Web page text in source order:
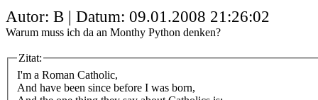
Autor: B | Datum: 09.01.2008 21:26:02
Warum muss ich da an Monthy Python denken?
Zitat:
I'm a Roman Catholic,
And have been since before I was born,